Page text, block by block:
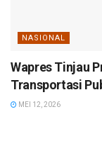
NASIONAL
Wapres Tinjau
Transportasi
MEI 12, 2026